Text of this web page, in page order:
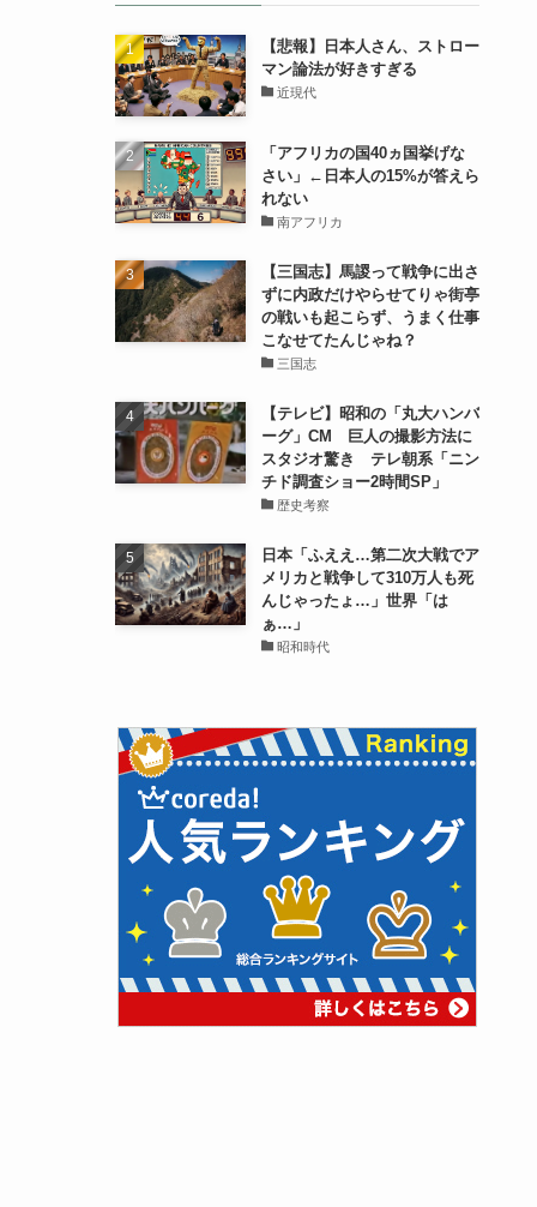
【悲報】日本人さん、ストロー
マン論法が好きすぎる
近現代
「アフリカの国40ヵ国挙げな
さい」←日本人の15%が答えら
れない
南アフリカ
【三国志】馬謖って戦争に出さ
ずに内政だけやらせてりゃ街亭
の戦いも起こらず、うまく仕事
こなせてたんじゃね？
三国志
【テレビ】昭和の「丸大ハンバ
ーグ」CM 巨人の撮影方法に
スタジオ驚き テレ朝系「ニン
チド調査ショー2時間SP」
歴史考察
日本「ふええ…第二次大戦でア
メリカと戦争して310万人も死
んじゃったょ…」世界「は
ぁ…」
昭和時代